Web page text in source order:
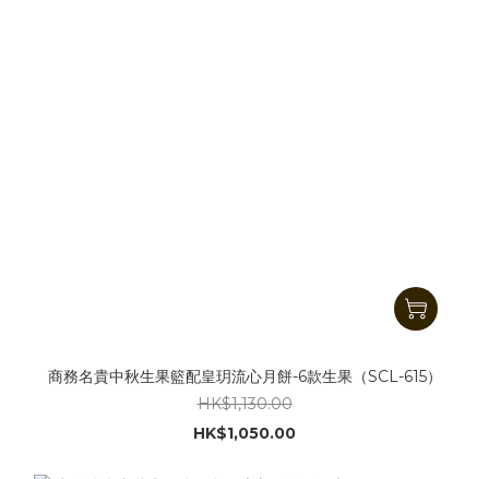
商務名貴中秋生果籃配皇玥流心月餅-6款生果（SCL-615）
HK$1,130.00
HK$1,050.00